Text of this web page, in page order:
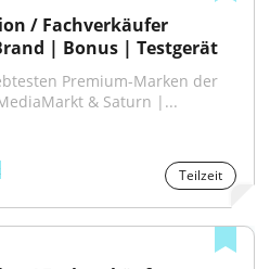
/ Fachverkäufer
| Bonus | Testgerät
Premium-Marken der
& Saturn |...
Teilzeit